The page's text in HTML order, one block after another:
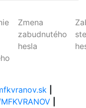
Zmena
zabudnutého
hesla
ste